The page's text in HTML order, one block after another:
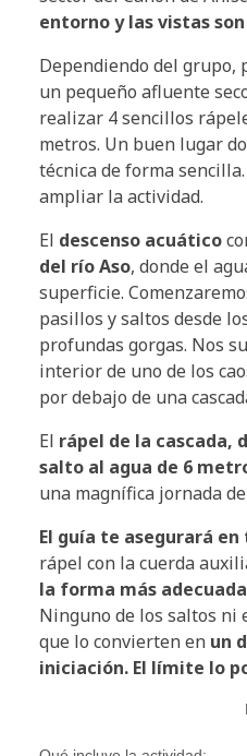
entorno y las vistas
Dependiendo del grupo,
un pequeño afluente
realizar 4 sencillos
metros. Un buen lugar
técnica de forma
ampliar la actividad.
El descenso acuático
del río Aso, donde el
superficie.
pasillos y saltos desde
profundas gorgas. Nos
interior de uno de los
por debajo de una
El rápel de la cascada,
salto al agua de 6
una magnífica jornada
El guía te asegurará en
rápel con la cuerda
la forma más
Ninguno de los saltos ni
que lo convierten en un
iniciación. El límite lo